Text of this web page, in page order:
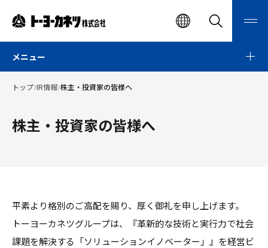
ト
ー
ヨ
カ
ツ
社
EN
検
検索
メ
ー
トップ IR情報 株主・投資家の皆様へ
株主・投資家の皆様へ
平素より格別のご高配を賜り、厚く御礼を申し上げます。
トーヨーカネツグループは、『革新的な技術と実行力で社会
課題を解決する「ソリューションイノベーター」』を経営ビ
メニュー